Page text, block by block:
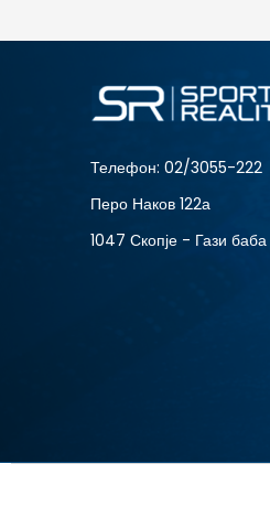
Големина
L
XS
Телефон: 02/3055-222
Перо Наков 122а
1047 Скопје - Гази баба